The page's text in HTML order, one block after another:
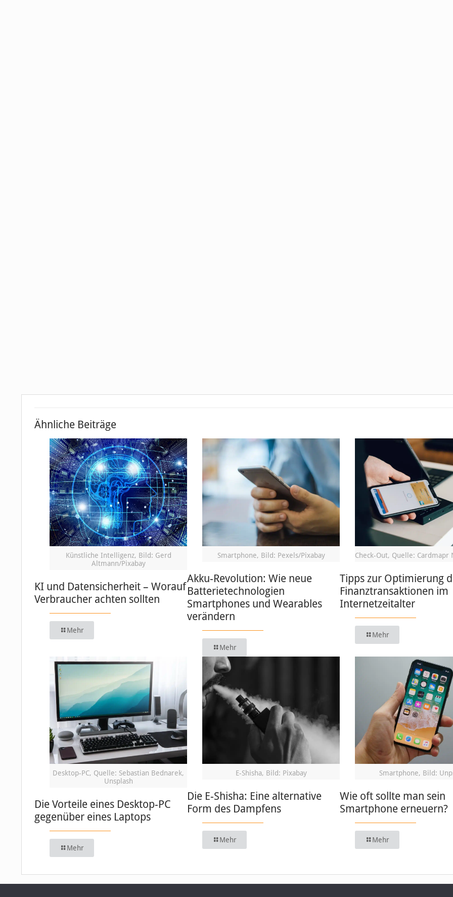
Ähnliche Beiträge
Künstliche Intelligenz, Bild: Gerd
Altmann/Pixabay
KI und Datensicherheit – Worauf
Verbraucher achten sollten
Mehr
Smartphone, Bild: Pexels/Pixabay
Akku-Revolution: Wie neue
Batterietechnologien
Smartphones und Wearables
verändern
Mehr
Check-Out, Quelle: Cardmapr
Tipps zur Optimierung
Finanztransaktionen im
Internetzeitalter
Mehr
Desktop-PC, Quelle: Sebastian Bednarek,
Unsplash
Die Vorteile eines Desktop-PC
gegenüber eines Laptops
Mehr
E-Shisha, Bild: Pixabay
Die E-Shisha: Eine alternative
Form des Dampfens
Mehr
Smartphone, Bild:
Wie oft sollte man sein
Smartphone erneuern?
Mehr